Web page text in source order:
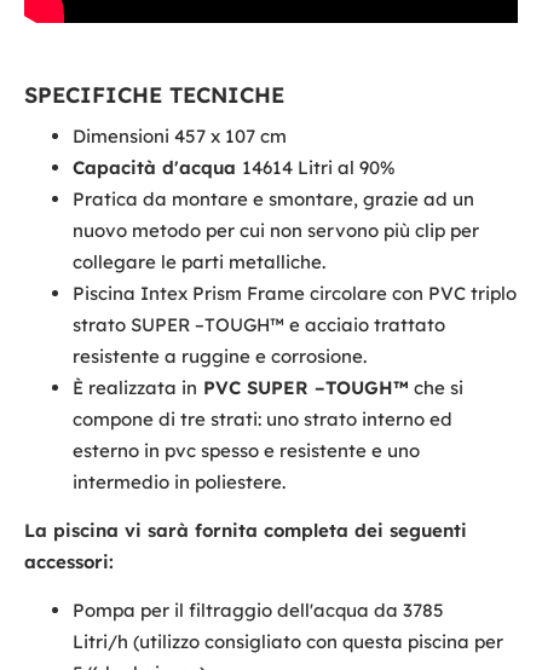
SPECIFICHE TECNICHE
Dimensioni 457 x 107 cm
Capacità d'acqua 14614 Litri al 90%
Pratica da montare e smontare, grazie ad un
nuovo metodo per cui non servono più clip per
collegare le parti metalliche.
Piscina Intex Prism Frame circolare con PVC triplo
strato SUPER –TOUGH™ e acciaio trattato
resistente a ruggine e corrosione.
È realizzata in PVC SUPER –TOUGH™ che si
compone di tre strati: uno strato interno ed
esterno in pvc spesso e resistente e uno
intermedio in poliestere.
La piscina vi sarà fornita completa dei seguenti
accessori:
Pompa per il filtraggio dell'acqua da 3785
Litri/h (utilizzo consigliato con questa piscina per